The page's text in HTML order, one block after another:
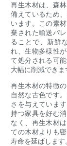
再生木材は、森
備えているため
います。この素
棄された輸送パ
ることで、新鮮
れ、生物多様性
て処分される可
大幅に削減できま
再生木材の特徴
自然な古色です
さを与えていま
持つ家具を好む
なく、再生木材
ての木材よりも
寿命を延ばします